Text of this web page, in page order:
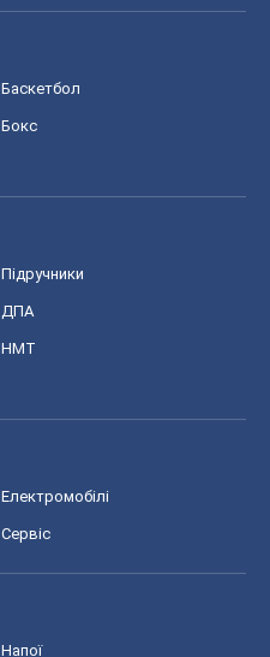
Баскетбол
Бокс
Підручники
ДПА
НМТ
Електромобілі
Сервіс
Напої